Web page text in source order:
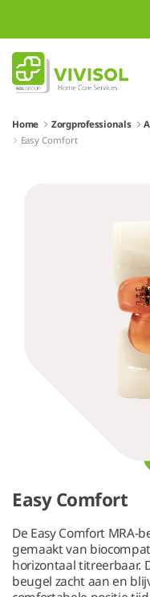
Overslaan en naar
Home Zorgprofessionals
Easy Comfort
Easy Comfort
De Easy Comfort MRA-
gemaakt van
horizontaal titreerbaar.
beugel zacht aan en